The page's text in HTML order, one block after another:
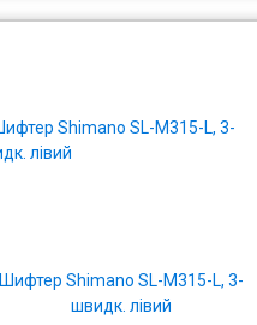
Шифтер Shimano SL-M315-L, 3-
швидк. лівий